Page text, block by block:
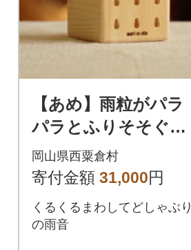
【あめ】雨粒がパラ
パラとふりそそぐさ
まをイメージした楽
器玩具
岡山県西粟倉村
寄付金額 31,000円
くるくるまわしてどしゃぶり
の雨音